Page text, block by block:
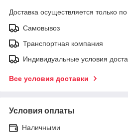
Доставка осуществляется только
Самовывоз
Транспортная компания
Индивидуальные условия
Все условия доставки
Условия оплаты
Наличными